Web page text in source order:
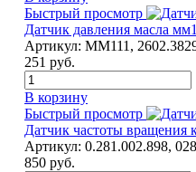
Быстрый просмотр
Датчик давления масла
Артикул: ММ111,
251 руб.
В корзину
Быстрый просмотр
Датчик частоты вращения
Артикул: 0.281.002.898,
850 руб.